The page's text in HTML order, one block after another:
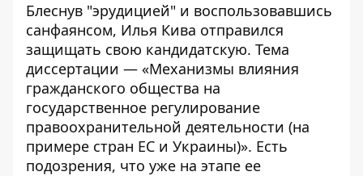
Блеснув "эрудицией" и воспользовавшись
санфаянсом, Илья Кива отправился
защищать свою кандидатскую. Тема
диссертации — «Механизмы влияния
гражданского общества на
государственное регулирование
правоохранительной деятельности (на
примере стран ЕС и Украины)». Есть
подозрения, что уже на этапе ее